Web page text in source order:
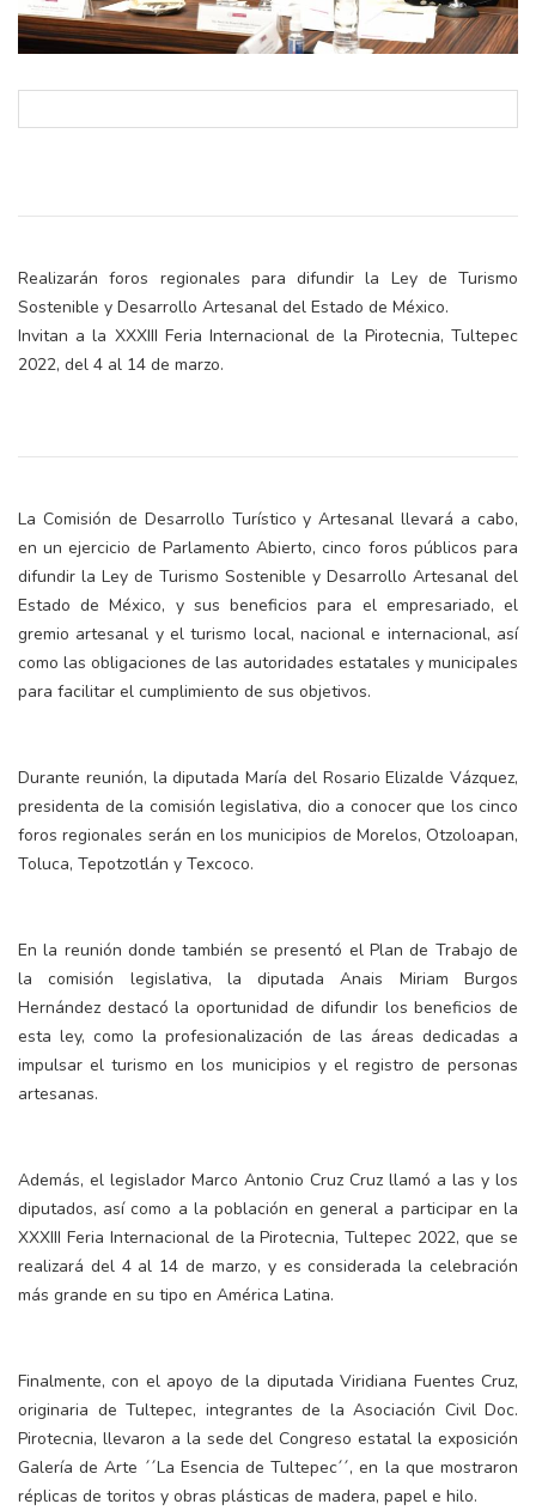
Realizarán foros regionales para difundir la Ley de Turismo
Sostenible y Desarrollo Artesanal del Estado de México.
Invitan a la XXXIII Feria Internacional de la Pirotecnia, Tultepec
2022, del 4 al 14 de marzo.
La Comisión de Desarrollo Turístico y Artesanal llevará a cabo,
en un ejercicio de Parlamento Abierto, cinco foros públicos para
difundir la Ley de Turismo Sostenible y Desarrollo Artesanal del
Estado de México, y sus beneficios para el empresariado, el
gremio artesanal y el turismo local, nacional e internacional, así
como las obligaciones de las autoridades estatales y municipales
para facilitar el cumplimiento de sus objetivos.
Durante reunión, la diputada María del Rosario Elizalde Vázquez,
presidenta de la comisión legislativa, dio a conocer que los cinco
foros regionales serán en los municipios de Morelos, Otzoloapan,
Toluca, Tepotzotlán y Texcoco.
En la reunión donde también se presentó el Plan de Trabajo de
la comisión legislativa, la diputada Anais Miriam Burgos
Hernández destacó la oportunidad de difundir los beneficios de
esta ley, como la profesionalización de las áreas dedicadas a
impulsar el turismo en los municipios y el registro de personas
artesanas.
Además, el legislador Marco Antonio Cruz Cruz llamó a las y los
diputados, así como a la población en general a participar en la
XXXIII Feria Internacional de la Pirotecnia, Tultepec 2022, que se
realizará del 4 al 14 de marzo, y es considerada la celebración
más grande en su tipo en América Latina.
Finalmente, con el apoyo de la diputada Viridiana Fuentes Cruz,
originaria de Tultepec, integrantes de la Asociación Civil Doc.
Pirotecnia, llevaron a la sede del Congreso estatal la exposición
Galería de Arte ´´La Esencia de Tultepec´´, en la que mostraron
réplicas de toritos y obras plásticas de madera, papel e hilo.